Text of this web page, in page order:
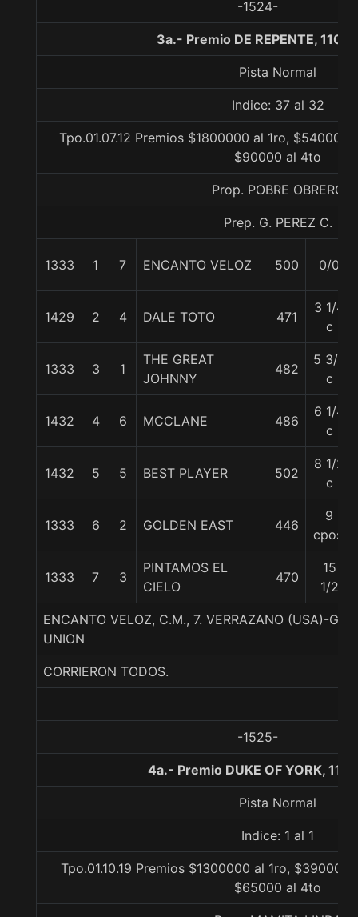
-1524-
3a.- Premio DE REPENTE, 1100
Pista Normal
Indice: 37 al 32
Tpo.01.07.12 Premios $1800000 al 1ro,
$90000 al 4to
Prop. POBRE OBRERO
Prep. G. PEREZ C.
1333 1 7 ENCANTO VELOZ 500 0/0
1429 2 4 DALE TOTO 471
3 1/4
c
1333 3 1
THE GREAT
JOHNNY
482
5 3/4
c
1432 4 6 MCCLANE 486
6 1/4
c
1432 5 5 BEST PLAYER 502
8 1/2
c
1333 6 2 GOLDEN EAST 446
9
cpos.
1333 7 3
PINTAMOS EL
CIELO
470
15
1/2
ENCANTO VELOZ, C.M., 7. VERRAZANO (USA)-
UNION
CORRIERON TODOS.
-1525-
4a.- Premio DUKE OF YORK,
Pista Normal
Indice: 1 al 1
Tpo.01.10.19 Premios $1300000 al 1ro,
$65000 al 4to